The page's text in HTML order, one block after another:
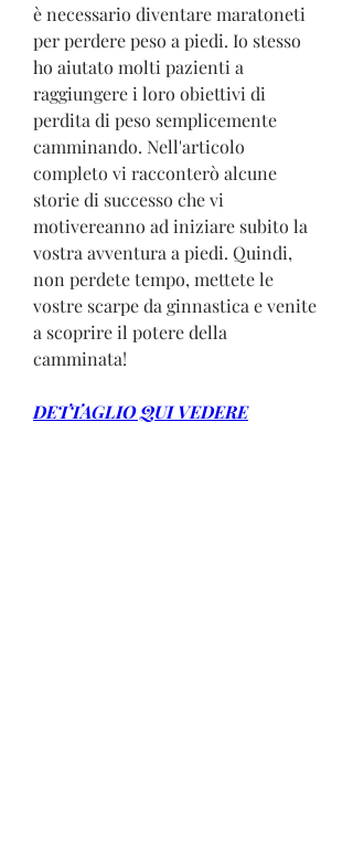
è necessario diventare maratoneti
per perdere peso a piedi. Io stesso
ho aiutato molti pazienti a
raggiungere i loro obiettivi di
perdita di peso semplicemente
camminando. Nell'articolo
completo vi racconterò alcune
storie di successo che vi
motivereanno ad iniziare subito la
vostra avventura a piedi. Quindi,
non perdete tempo, mettete le
vostre scarpe da ginnastica e venite
a scoprire il potere della
camminata!
DETTAGLIO QUI VEDERE